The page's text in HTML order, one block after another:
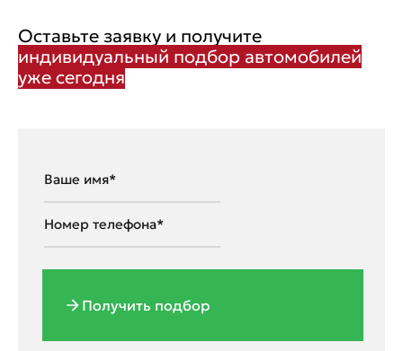
Оставьте заявку и получите
индивидуальный подбор автомобилей
уже сегодня
Получить подбор